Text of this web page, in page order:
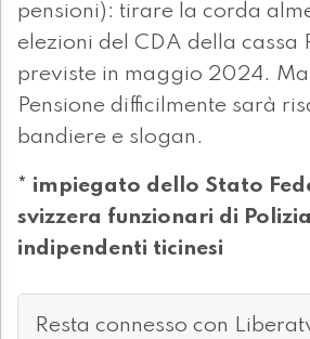
pensioni): tirare la corda
elezioni del CDA della cassa
previste in maggio 2024. Ma
Pensione difficilmente sarà
bandiere e slogan.
* impiegato dello Stato
svizzera funzionari di
indipendenti ticinesi
Resta connesso con